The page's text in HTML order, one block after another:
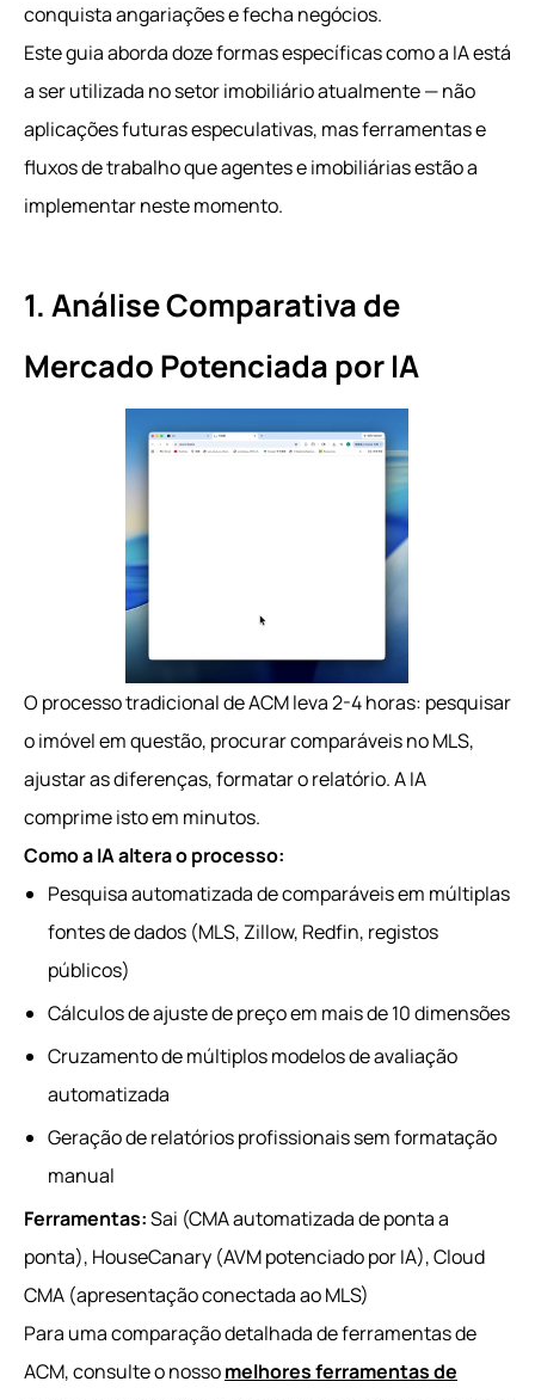
conquista angariações e fecha negócios.
Este guia aborda doze formas específicas como a IA está
a ser utilizada no setor imobiliário atualmente — não
aplicações futuras especulativas, mas ferramentas e
fluxos de trabalho que agentes e imobiliárias estão a
implementar neste momento.
1. Análise Comparativa de
Mercado Potenciada por IA
O processo tradicional de ACM leva 2-4 horas: pesquisar
o imóvel em questão, procurar comparáveis no MLS,
ajustar as diferenças, formatar o relatório. A IA
comprime isto em minutos.
Como a IA altera o processo:
Pesquisa automatizada de comparáveis em múltiplas
fontes de dados (MLS, Zillow, Redfin, registos
públicos)
Cálculos de ajuste de preço em mais de 10 dimensões
Cruzamento de múltiplos modelos de avaliação
automatizada
Geração de relatórios profissionais sem formatação
manual
Ferramentas:Sai (CMA automatizada de ponta a
ponta), HouseCanary (AVM potenciado por IA), Cloud
CMA (apresentação conectada ao MLS)
Para uma comparação detalhada de ferramentas de
ACM, consulte o nossomelhores ferramentas de